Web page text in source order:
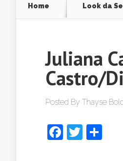
Home Look da
Juliana
Castro/
Posted By Thayse
Twitter